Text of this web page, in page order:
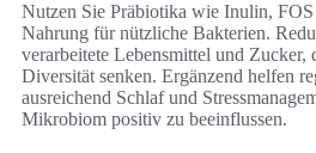
Nutzen Sie Präbiotika wie Inulin, FOS
Nahrung für nützliche Bakterien.
verarbeitete Lebensmittel und
Diversität senken. Ergänzend helfen
ausreichend Schlaf und
Mikrobiom positiv zu beeinflussen.